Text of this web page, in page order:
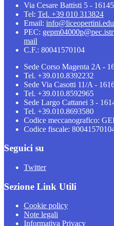
Via Cesare Battisti 5 -
Tel: Tel. +39 010 313824
Email:
PEC:
mail
C.F.: 80041570104
Sede Corso Magenta 2A -
Tel. +39.010.8392232
Sede Via Casotti 11/A -
Tel. +39.010.8592965
Sede Largo Cattanei 3 -
Tel. +39.010.8693580
Codice meccanografico:
Codice fiscale:
Seguici su
Twitter
Sezione Link Utili
Cookie policy
Note legali
Informativa Privacy